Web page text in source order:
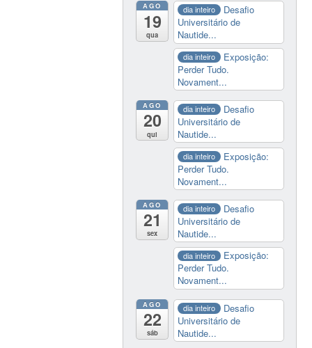
AGO
19
qua
dia inteiro
Desafio
Universitário de
Nautide...
dia inteiro
Exposição:
Perder Tudo.
Novament...
AGO
20
qui
dia inteiro
Desafio
Universitário de
Nautide...
dia inteiro
Exposição:
Perder Tudo.
Novament...
AGO
21
sex
dia inteiro
Desafio
Universitário de
Nautide...
dia inteiro
Exposição:
Perder Tudo.
Novament...
AGO
22
sáb
dia inteiro
Desafio
Universitário de
Nautide...